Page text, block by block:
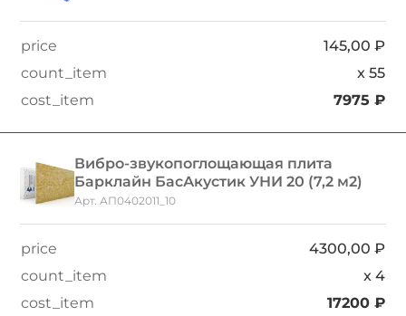
145,00 ₽
x 55
7975 ₽
Вибро-звукопоглощающая плита
Барклайн БасАкустик УНИ 20 (7,2 м2)
Арт. АП0402011_10
4300,00 ₽
x 4
17200₽